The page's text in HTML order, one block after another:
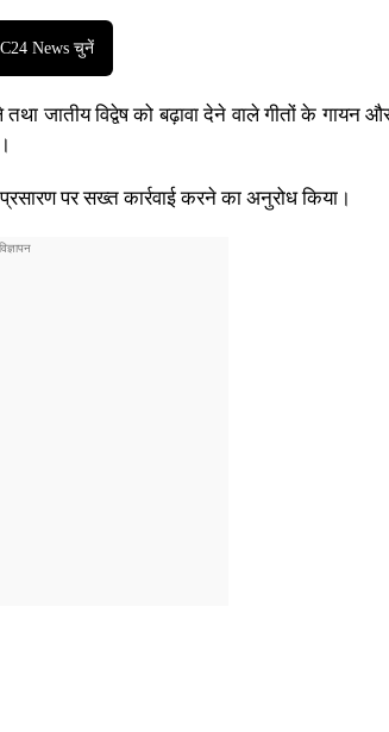
News चुनें
जातीय विद्वेष को बढ़ावा देने वाले गीतों के
पर सख्त कार्रवाई करने का अनुरोध किया।